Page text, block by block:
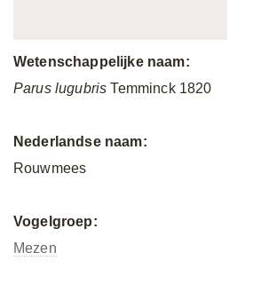
Wetenschappelijke naam:
Parus lugubris Temminck 1820
Nederlandse naam:
Rouwmees
Vogelgroep:
Mezen